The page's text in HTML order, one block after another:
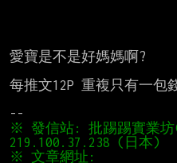
愛寶是不是好媽媽啊?
每推文12P 重複只有一包
※ 發信站: 批踢踢實業